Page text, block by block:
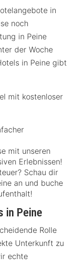
in
noch
in Peine
der Woche
in Peine gibt
mit kostenloser
mit unseren
Erlebnissen!
Schau dir
an und buche
in Peine
Rolle
Unterkunft zu
echte